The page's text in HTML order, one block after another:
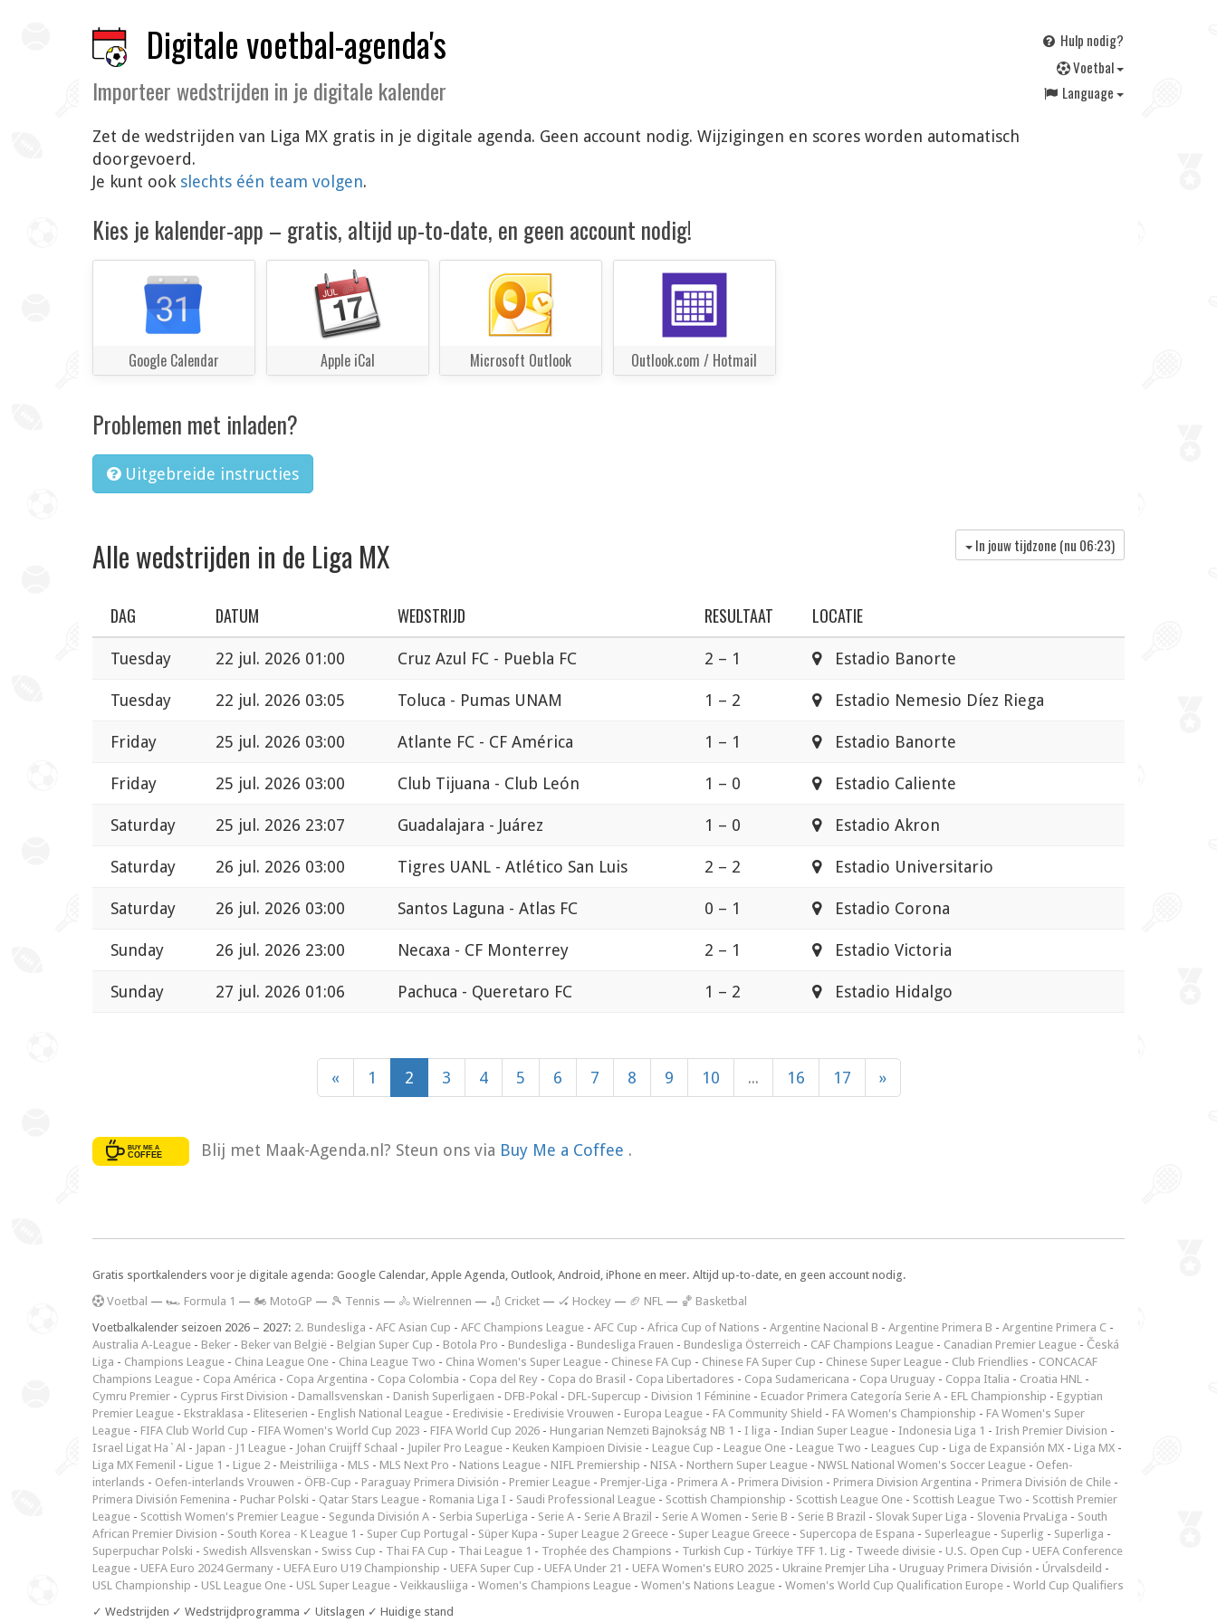
Digitale voetbal-agenda's
Importeer wedstrijden in je digitale kalender
Hulp nodig?
Voetbal
Language
Zet de wedstrijden van Liga MX gratis in je digitale agenda. Geen account nodig. Wijzigingen en scores worden automatisch
doorgevoerd.
Je kunt ook slechts één team volgen.
Kies je kalender-app – gratis, altijd up-to-date, en geen account nodig!
Google Calendar Apple iCal Microsoft Outlook Outlook.com / Hotmail
Problemen met inladen?
Uitgebreide instructies
Alle wedstrijden in de Liga MX In jouw tijdzone (nu 06:23)
DAG DATUM WEDSTRIJD RESULTAAT LOCATIE
Tuesday 22 jul. 2026 01:00 Cruz Azul FC - Puebla FC 2 – 1 Estadio Banorte
Tuesday 22 jul. 2026 03:05 Toluca - Pumas UNAM 1 – 2 Estadio Nemesio Díez Riega
Friday 25 jul. 2026 03:00 Atlante FC - CF América 1 – 1 Estadio Banorte
Friday 25 jul. 2026 03:00 Club Tijuana - Club León 1 – 0 Estadio Caliente
Saturday 25 jul. 2026 23:07 Guadalajara - Juárez 1 – 0 Estadio Akron
Saturday 26 jul. 2026 03:00 Tigres UANL - Atlético San Luis 2 – 2 Estadio Universitario
Saturday 26 jul. 2026 03:00 Santos Laguna - Atlas FC 0 – 1 Estadio Corona
Sunday 26 jul. 2026 23:00 Necaxa - CF Monterrey 2 – 1 Estadio Victoria
Sunday 27 jul. 2026 01:06 Pachuca - Queretaro FC 1 – 2 Estadio Hidalgo
« 1 2 3 4 5 6 7 8 9 10 ... 16 17 »
Blij met Maak-Agenda.nl? Steun ons via Buy Me a Coffee .
Gratis sportkalenders voor je digitale agenda: Google Calendar, Apple Agenda, Outlook, Android, iPhone en meer. Altijd up-to-date, en geen account nodig.
Voetbal — 🏎️ Formula 1 — 🏍 MotoGP — 🎾 Tennis — 🚴 Wielrennen — 🏏 Cricket — 🏑 Hockey — 🏈 NFL — 🏀 Basketbal
Voetbalkalender seizoen 2026 – 2027: 2. Bundesliga - AFC Asian Cup - AFC Champions League - AFC Cup - Africa Cup of Nations - Argentine Nacional B - Argentine Primera B - Argentine Primera C -
Australia A-League - Beker - Beker van België - Belgian Super Cup - Botola Pro - Bundesliga - Bundesliga Frauen - Bundesliga Österreich - CAF Champions League - Canadian Premier League - Česká
Liga - Champions League - China League One - China League Two - China Women's Super League - Chinese FA Cup - Chinese FA Super Cup - Chinese Super League - Club Friendlies - CONCACAF
Champions League - Copa América - Copa Argentina - Copa Colombia - Copa del Rey - Copa do Brasil - Copa Libertadores - Copa Sudamericana - Copa Uruguay - Coppa Italia - Croatia HNL -
Cymru Premier - Cyprus First Division - Damallsvenskan - Danish Superligaen - DFB-Pokal - DFL-Supercup - Division 1 Féminine - Ecuador Primera Categoría Serie A - EFL Championship - Egyptian
Premier League - Ekstraklasa - Eliteserien - English National League - Eredivisie - Eredivisie Vrouwen - Europa League - FA Community Shield - FA Women's Championship - FA Women's Super
League - FIFA Club World Cup - FIFA Women's World Cup 2023 - FIFA World Cup 2026 - Hungarian Nemzeti Bajnokság NB 1 - I liga - Indian Super League - Indonesia Liga 1 - Irish Premier Division -
Israel Ligat Ha`Al - Japan - J1 League - Johan Cruijff Schaal - Jupiler Pro League - Keuken Kampioen Divisie - League Cup - League One - League Two - Leagues Cup - Liga de Expansión MX - Liga MX -
Liga MX Femenil - Ligue 1 - Ligue 2 - Meistriliiga - MLS - MLS Next Pro - Nations League - NIFL Premiership - NISA - Northern Super League - NWSL National Women's Soccer League - Oefen-
interlands - Oefen-interlands Vrouwen - ÖFB-Cup - Paraguay Primera División - Premier League - Premjer-Liga - Primera A - Primera Division - Primera Division Argentina - Primera División de Chile -
Primera División Femenina - Puchar Polski - Qatar Stars League - Romania Liga I - Saudi Professional League - Scottish Championship - Scottish League One - Scottish League Two - Scottish Premier
League - Scottish Women's Premier League - Segunda División A - Serbia SuperLiga - Serie A - Serie A Brazil - Serie A Women - Serie B - Serie B Brazil - Slovak Super Liga - Slovenia PrvaLiga - South
African Premier Division - South Korea - K League 1 - Super Cup Portugal - Süper Kupa - Super League 2 Greece - Super League Greece - Supercopa de Espana - Superleague - Superlig - Superliga -
Superpuchar Polski - Swedish Allsvenskan - Swiss Cup - Thai FA Cup - Thai League 1 - Trophée des Champions - Turkish Cup - Türkiye TFF 1. Lig - Tweede divisie - U.S. Open Cup - UEFA Conference
League - UEFA Euro 2024 Germany - UEFA Euro U19 Championship - UEFA Super Cup - UEFA Under 21 - UEFA Women's EURO 2025 - Ukraine Premjer Liha - Uruguay Primera División - Úrvalsdeild -
USL Championship - USL League One - USL Super League - Veikkausliiga - Women's Champions League - Women's Nations League - Women's World Cup Qualification Europe - World Cup Qualifiers
✓ Wedstrijden ✓ Wedstrijdprogramma ✓ Uitslagen ✓ Huidige stand